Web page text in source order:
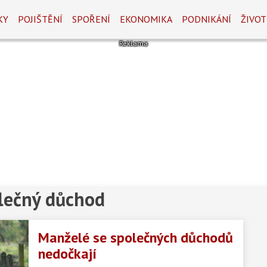
POJIŠTĚNÍ SPOŘENÍ EKONOMIKA PODNIKÁNÍ
důchod
Manželé se společných důchodů
nedočkají